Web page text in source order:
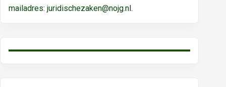
mailadres: juridischezaken@nojg.nl.